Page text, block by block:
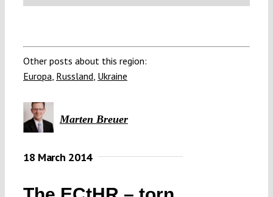
Other posts about this region:
Europa Russland Ukraine
Marten Breuer
18 March 2014